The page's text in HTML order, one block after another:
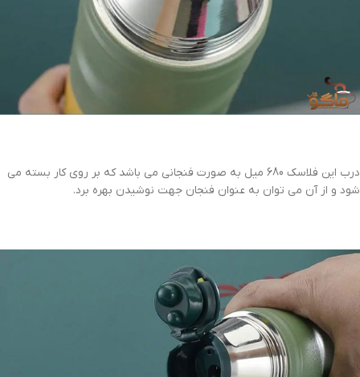
درب این فلاسک 680 میل به صورت فنجانی می باشد که بر روی کار بسته می
شود و از آن می توان به عنوان فنجان جهت نوشیدن بهره برد.